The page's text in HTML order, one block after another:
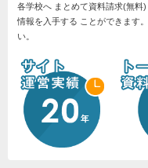
各学校へ まとめて資料請求(無料
情報を入手する ことができます
い。